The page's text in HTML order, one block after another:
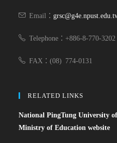
Email：
Telephone：+886-8-770-
FAX：(08) 774-0131
RELATED LINKS
National PingTung University
Ministry of Education website